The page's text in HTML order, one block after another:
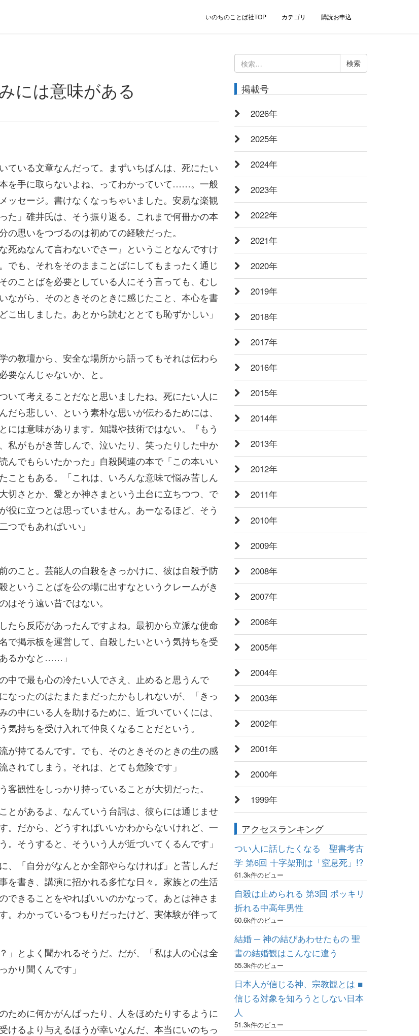
いのちのことば社TOP カテゴリ 購読お申込
には意味がある
ている文章なんだって。まずいちばんは、死にたい
を手に取らないよね、ってわかっていて……。一般
ッセージ。書けなくなっちゃいました。安易な楽観
」碓井氏は、そう振り返る。これまで何冊かの本
思いをつづるのは初めての経験だった。
死ぬなんて言わないでさー』ということなんですけ
でも、それをそのままことばにしてもまったく通じ
のことばを必要としている人にそう言っても、むし
がら、そのときそのときに感じたこと、本心を書
出しました。あとから読むととても恥ずかしい」
の教壇から、安全な場所から語ってもそれは伝わら
なんじゃないか、と。
いて考えることだなと思いましたね。死にたい人に
だら悲しい、という素朴な思いが伝わるためには、
には意味があります。知識や技術ではない。『もう
私がもがき苦しんで、泣いたり、笑ったりした中か
んでもらいたかった」自殺関連の本で「この本いい
こともある。「これは、いろんな意味で悩み苦しん
切さとか、愛とか神さまという土台に立ちつつ、で
役に立つとは思っていません。あーなるほど、そう
つでもあればいい」
のこと。芸能人の自殺をきっかけに、彼は自殺予防
いうことばを公の場に出すなというクレームがき
そう遠い昔ではない。
たら反応があったんですよね。最初から立派な使命
で掲示板を運営して、自殺したいという気持ちを受
るかなと……」
中で最も心の冷たい人でさえ、止めると思うんで
なったのはたまたまだったかもしれないが、「きっ
中にいる人を助けるために、近づいていくには、
持ちを受け入れて仲良くなることだという。
が持てるんです。でも、そのときそのときの生の感
れてしまう。それは、とても危険です」
観性をしっかり持っていることが大切だった。
とがあるよ、なんていう台詞は、彼らには通じませ
。だから、どうすればいいかわからないけれど、一
そうすると、そういう人が近づいてくるんです」
、「自分がなんとか全部やらなければ」と苦しんだ
を書き、講演に招かれる多忙な日々。家族との生活
きることをやればいいのかなって。あとは神さま
。わかっているつもりだったけど、実体験が伴って
」とよく聞かれるそうだ。だが、「私は人の心は全
かり聞くんです」
ために何かがんばったり、人をほめたりするように
けるより与えるほうが幸いなんだ、本当にいのちっ
検
索:
掲載号
2026年
2025年
2024年
2023年
2022年
2021年
2020年
2019年
2018年
2017年
2016年
2015年
2014年
2013年
2012年
2011年
2010年
2009年
2008年
2007年
2006年
2005年
2004年
2003年
2002年
2001年
2000年
1999年
アクセスランキング
つい人に話したくなる 聖書考古
学 第6回 十字架刑は「窒息死」!?
61.3k件のビュー
自殺は止められる 第3回 ポッキリ
折れる中高年男性
60.6k件のビュー
結婚 ─ 神の結びあわせたもの 聖
書の結婚観はこんなに違う
55.3k件のビュー
日本人が信じる神、宗教観とは ■
信じる対象を知ろうとしない日本
人
51.3k件のビュー